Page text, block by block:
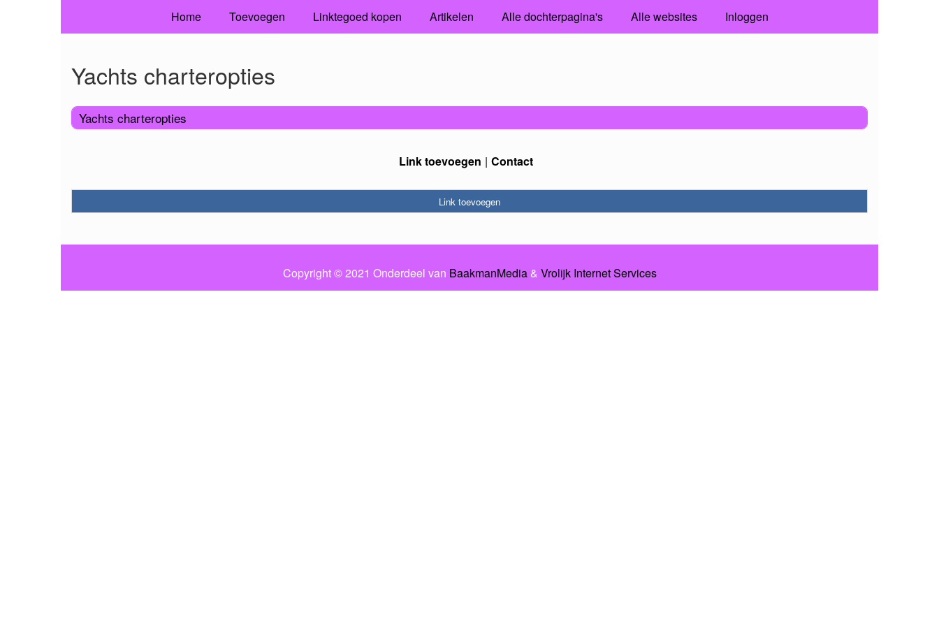
Home Toevoegen Linktegoed kopen Artikelen Alle dochterpagina's Alle websites Inloggen
Yachts charteropties
Yachts charteropties
Link toevoegen Contact
Link toevoegen
Copyright © 2021 Onderdeel van BaakmanMedia& Vrolijk Internet Services